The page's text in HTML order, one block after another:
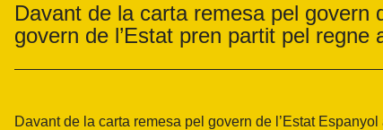
Davant de la carta remesa pel govern
govern de l’Estat pren partit pel
Davant de la carta remesa pel govern de l’Estat